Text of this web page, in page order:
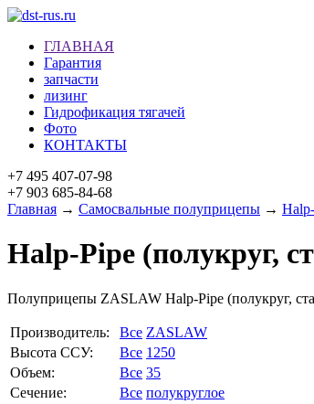
ГЛАВНАЯ
Гарантия
запчасти
лизинг
Гидрофикация тягачей
Фото
КОНТАКТЫ
+7 495 407-07-98
+7 903 685-84-68
Главная → Самосвальные полуприцепы →
Halp-Pipe (полукруг,
Полуприцепы ZASLAW Halp-Pipe (полукруг,
Производитель: Все ZASLAW
Высота ССУ:
Все 1250
Объем:
Все 35
Сечение:
Все полукруглое